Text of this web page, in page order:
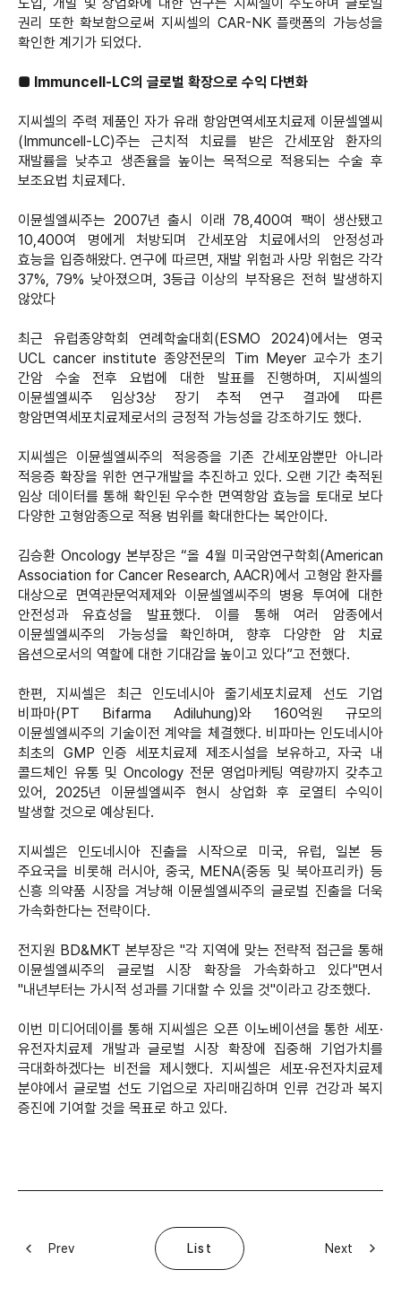
권리 또한 확보함으로써 지씨셀의 CAR-NK 플랫폼의 가능성을
확인한 계기가 되었다.
■ Immuncell-LC의 글로벌 확장으로 수익 다변화
지씨셀의 주력 제품인 자가 유래 항암면역세포치료제 이뮨셀엘씨
(Immuncell-LC)주는 근치적 치료를 받은 간세포암 환자의
재발률을 낮추고 생존율을 높이는 목적으로 적용되는 수술 후
보조요법 치료제다.
이뮨셀엘씨주는 2007년 출시 이래 78,400여 팩이 생산됐고
10,400여 명에게 처방되며 간세포암 치료에서의 안정성과
효능을 입증해왔다. 연구에 따르면, 재발 위험과 사망 위험은 각각
37%, 79% 낮아졌으며, 3등급 이상의 부작용은 전혀 발생하지
않았다
최근 유럽종양학회 연례학술대회(ESMO 2024)에서는 영국
UCL cancer institute 종양전문의 Tim Meyer 교수가 초기
간암 수술 전후 요법에 대한 발표를 진행하며, 지씨셀의
이뮨셀엘씨주 임상3상 장기 추적 연구 결과에 따른
항암면역세포치료제로서의 긍정적 가능성을 강조하기도 했다.
지씨셀은 이뮨셀엘씨주의 적응증을 기존 간세포암뿐만 아니라
적응증 확장을 위한 연구개발을 추진하고 있다. 오랜 기간 축적된
임상 데이터를 통해 확인된 우수한 면역항암 효능을 토대로 보다
다양한 고형암종으로 적용 범위를 확대한다는 복안이다.
김승환 Oncology 본부장은 “올 4월 미국암연구학회(American
Association for Cancer Research, AACR)에서 고형암 환자를
대상으로 면역관문억제제와 이뮨셀엘씨주의 병용 투여에 대한
안전성과 유효성을 발표했다. 이를 통해 여러 암종에서
이뮨셀엘씨주의 가능성을 확인하며, 향후 다양한 암 치료
옵션으로서의 역할에 대한 기대감을 높이고 있다”고 전했다.
한편, 지씨셀은 최근 인도네시아 줄기세포치료제 선도 기업
비파마(PT Bifarma Adiluhung)와 160억원 규모의
이뮨셀엘씨주의 기술이전 계약을 체결했다. 비파마는 인도네시아
최초의 GMP 인증 세포치료제 제조시설을 보유하고, 자국 내
콜드체인 유통 및 Oncology 전문 영업마케팅 역량까지 갖추고
있어, 2025년 이뮨셀엘씨주 현시 상업화 후 로열티 수익이
발생할 것으로 예상된다.
지씨셀은 인도네시아 진출을 시작으로 미국, 유럽, 일본 등
주요국을 비롯해 러시아, 중국, MENA(중동 및 북아프리카) 등
신흥 의약품 시장을 겨냥해 이뮨셀엘씨주의 글로벌 진출을 더욱
가속화한다는 전략이다.
전지원 BD&MKT 본부장은 "각 지역에 맞는 전략적 접근을 통해
이뮨셀엘씨주의 글로벌 시장 확장을 가속화하고 있다"면서
"내년부터는 가시적 성과를 기대할 수 있을 것"이라고 강조했다.
이번 미디어데이를 통해 지씨셀은 오픈 이노베이션을 통한 세포·
유전자치료제 개발과 글로벌 시장 확장에 집중해 기업가치를
극대화하겠다는 비전을 제시했다. 지씨셀은 세포·유전자치료제
분야에서 글로벌 선도 기업으로 자리매김하며 인류 건강과 복지
증진에 기여할 것을 목표로 하고 있다.
Prev List Next